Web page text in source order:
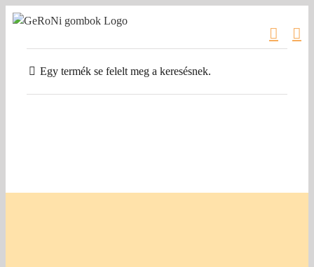
Kihagyás
Egy termék se felelt meg a keresésnek.